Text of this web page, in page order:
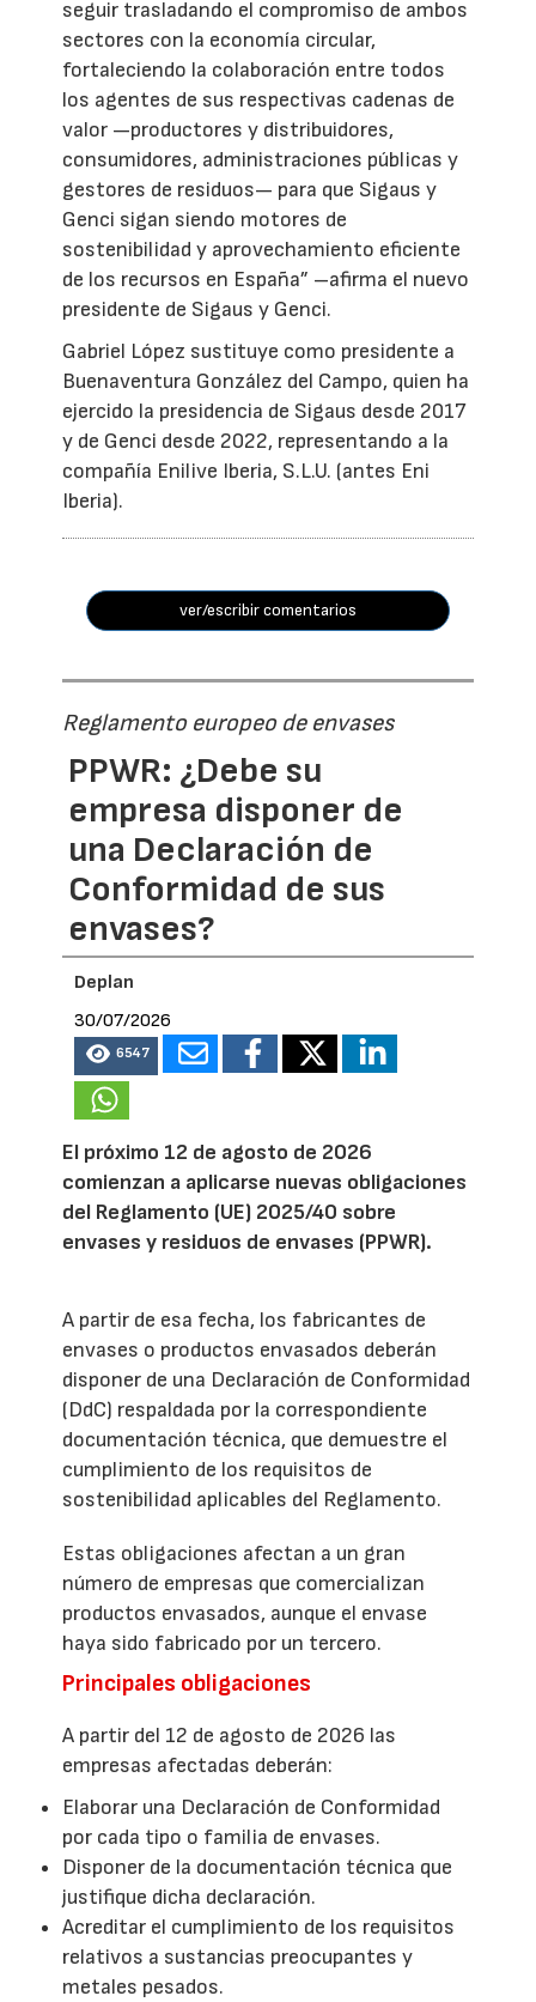
seguir trasladando el compromiso de ambos
sectores con la economía circular,
fortaleciendo la colaboración entre todos
los agentes de sus respectivas cadenas de
valor —productores y distribuidores,
consumidores, administraciones públicas y
gestores de residuos— para que Sigaus y
Genci sigan siendo motores de
sostenibilidad y aprovechamiento eficiente
de los recursos en España” –afirma el nuevo
presidente de Sigaus y Genci.
Gabriel López sustituye como presidente a
Buenaventura González del Campo, quien ha
ejercido la presidencia de Sigaus desde 2017
y de Genci desde 2022, representando a la
compañía Enilive Iberia, S.L.U. (antes Eni
Iberia).
ver/escribir comentarios
Reglamento europeo de envases
PPWR: ¿Debe su
empresa disponer de
una Declaración de
Conformidad de sus
envases?
Deplan
30/07/2026
6547
El próximo 12 de agosto de 2026
comienzan a aplicarse nuevas obligaciones
del Reglamento (UE) 2025/40 sobre
envases y residuos de envases (PPWR).
A partir de esa fecha, los fabricantes de
envases o productos envasados deberán
disponer de una Declaración de Conformidad
(DdC) respaldada por la correspondiente
documentación técnica, que demuestre el
cumplimiento de los requisitos de
sostenibilidad aplicables del Reglamento.
Estas obligaciones afectan a un gran
número de empresas que comercializan
productos envasados, aunque el envase
haya sido fabricado por un tercero.
Principales obligaciones
A partir del 12 de agosto de 2026 las
empresas afectadas deberán:
Elaborar una Declaración de Conformidad
por cada tipo o familia de envases.
Disponer de la documentación técnica que
justifique dicha declaración.
Acreditar el cumplimiento de los requisitos
relativos a sustancias preocupantes y
metales pesados.